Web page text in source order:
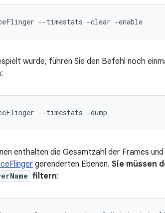
wurde, führen Sie den Befehl noch
enthalten die Gesamtzahl der Frames
gerenderten Ebenen. Sie müssen
filtern: